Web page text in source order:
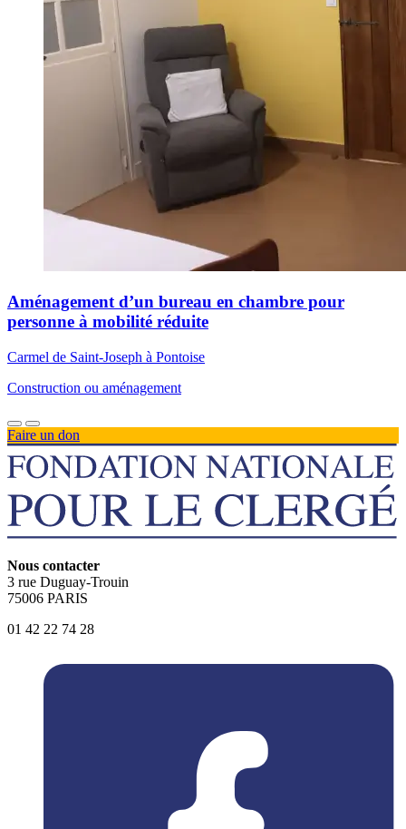
Aménagement d’un bureau en chambre pour
personne à mobilité réduite
Carmel de Saint-Joseph à Pontoise
Construction ou aménagement
Faire un don
Nous contacter
3 rue Duguay-Trouin
75006 PARIS
01 42 22 74 28